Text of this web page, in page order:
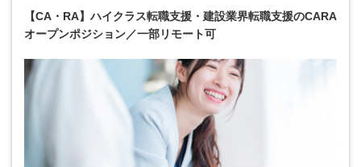
【CA・RA】ハイクラス転職支援・建設業界転職支援のCARA
オープンポジション／一部リモート可